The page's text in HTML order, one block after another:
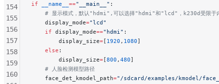
if __name__ =="__main__" :
# 显示模式，默认"hdmi",可以选择"hdmi"和"lcd"，k230d受限于
    display_mode
="lcd"
    if
display_mode=="hdmi" :
        display_size
= [ 1920 , 1080]
    else
:
        display_size
= [800 , 480]
    # 人脸检测模型路径
    face_det_kmodel_path
="/sdcard/examples/kmodel/
154
155
156
157
158
159
160